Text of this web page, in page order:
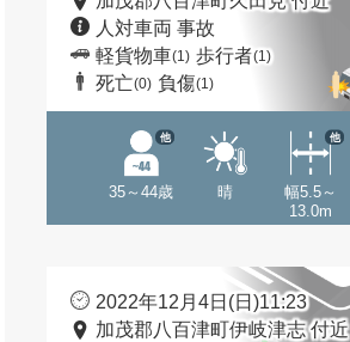
人対車両 事故
軽貨物車(1) 歩行者(1)
死亡(0) 負傷(1)
35～44歳
他
晴
幅5.5～
13.0m
他
2022年12月4日(日)11:23
加茂郡八百津町伊岐津志 付近